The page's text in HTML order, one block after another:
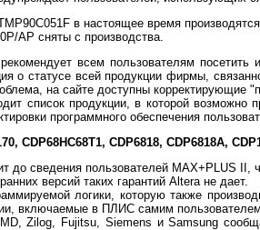
в настоящее время
AP сняты с производства.
всем пользователям посетить
о статусе всей продукции фирмы,
на сайте доступны корректирующие
список продукции, в которой возможно
программного обеспечения
CDP68HC68T1, CDP6818, CDP6818A,
сведения пользователей MAX+PLUS II,
версий таких гарантий Altera не дает.
логики, которую также
включаемые в ПЛИС самим
Zilog, Fujitsu, Siemens и Samsung